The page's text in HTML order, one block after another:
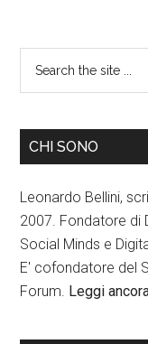
CHI SONO
Leonardo Bellini,
2007. Fondatore di
Social Minds e
E' cofondatore del
Forum. Leggi